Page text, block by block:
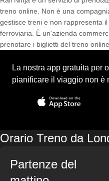
treno online. Non è una
gestisce treni e non rappresenta
ferroviaria. È un'azienda
prenotare i biglietti del treno online.
La nostra app gratuita per
pianificare il viaggio non è
Orario Treno da
Partenze del